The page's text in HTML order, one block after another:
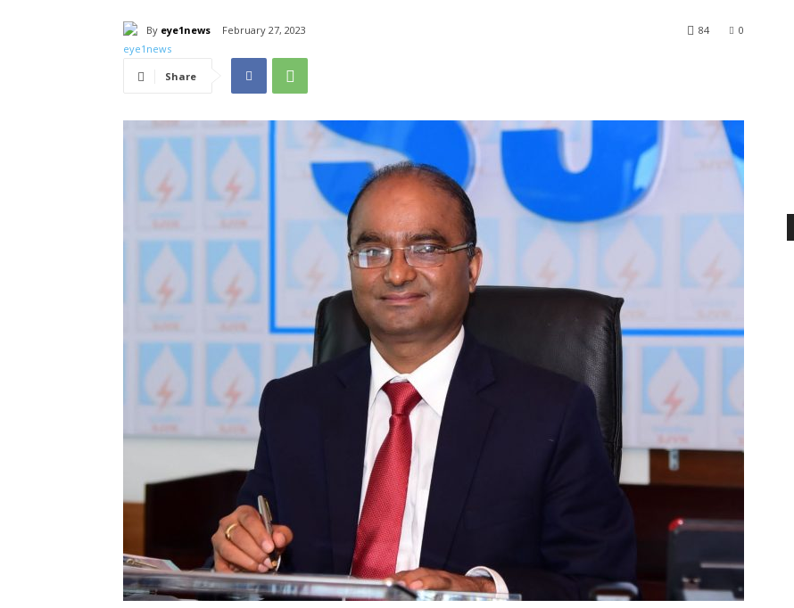
By eye1news February 27, 2023 0
84
Share